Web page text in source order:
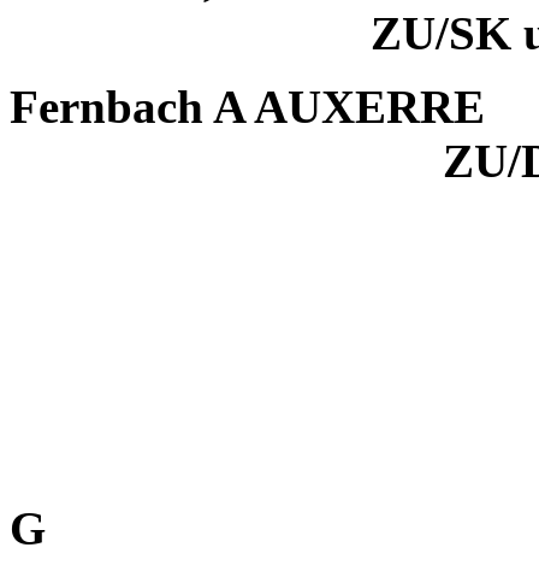
ZU/SK
Fernbach A AUXERRE
ZU/
G